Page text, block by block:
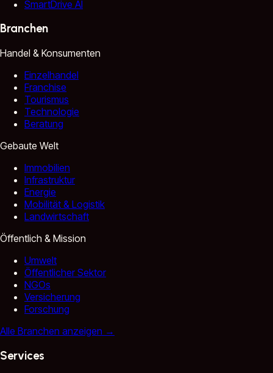
SmartDrive AI
Branchen
Handel & Konsumenten
Einzelhandel
Franchise
Tourismus
Technologie
Beratung
Gebaute Welt
Immobilien
Infrastruktur
Energie
Mobilität & Logistik
Landwirtschaft
Öffentlich & Mission
Umwelt
Öffentlicher Sektor
NGOs
Versicherung
Forschung
Alle Branchen anzeigen →
Services